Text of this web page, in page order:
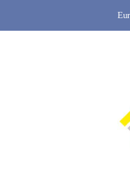
to